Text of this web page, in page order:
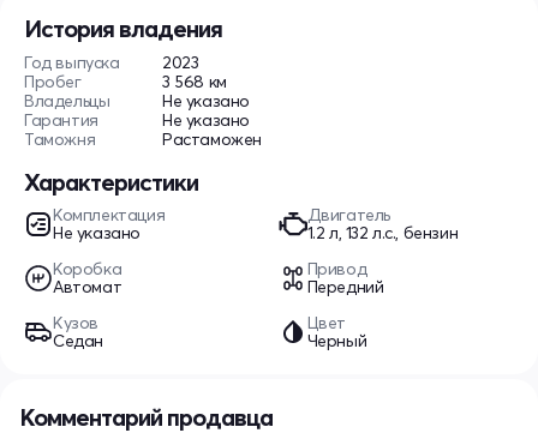
История владения
Год выпуска
2023
Пробег
3 568 км
Владельцы
Не указано
Гарантия
Не указано
Таможня
Растаможен
Характеристики
Комплектация
Не указано
Двигатель
1.2 л, 132 л.с., бензин
Коробка
Автомат
Привод
Передний
Кузов
Седан
Цвет
Черный
Комментарий продавца